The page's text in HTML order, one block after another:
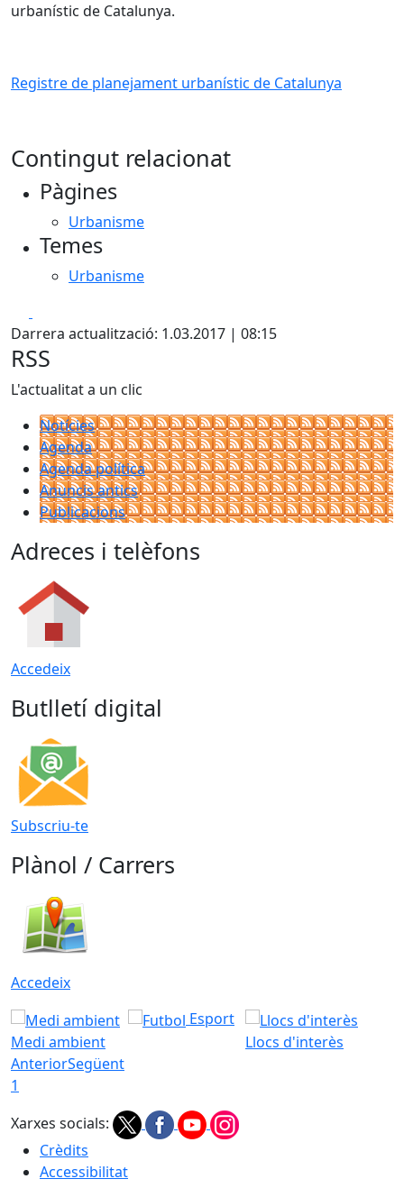
urbanístic de Catalunya.
Registre de planejament urbanístic de Catalunya
Contingut relacionat
Pàgines
Urbanisme
Temes
Urbanisme
Darrera actualització: 1.03.2017 | 08:15
RSS
L'actualitat a un clic
Notícies
Agenda
Agenda política
Anuncis antics
Publicacions
Adreces i telèfons
Accedeix
Butlletí digital
Subscriu-te
Plànol / Carrers
Accedeix
Medi ambient
Esport
Llocs d'interès
AnteriorSegüent
1
Xarxes socials:
Crèdits
Accessibilitat